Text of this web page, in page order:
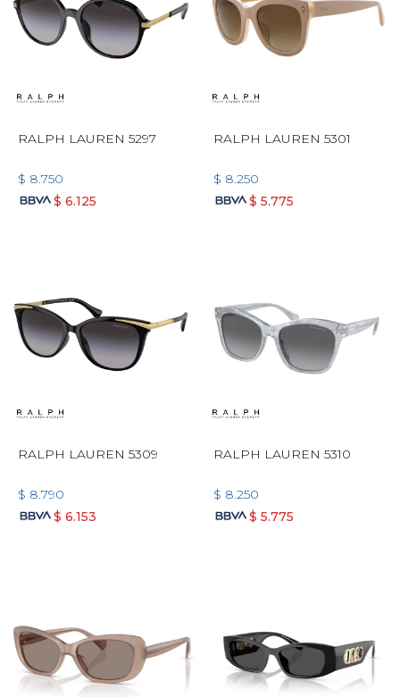
RALPH LAUREN 5297
$ 8.750
$ 6.125
RALPH LAUREN 5301
$ 8.250
$ 5.775
RALPH LAUREN 5309
$ 8.790
$ 6.153
RALPH LAUREN 5310
$ 8.250
$ 5.775